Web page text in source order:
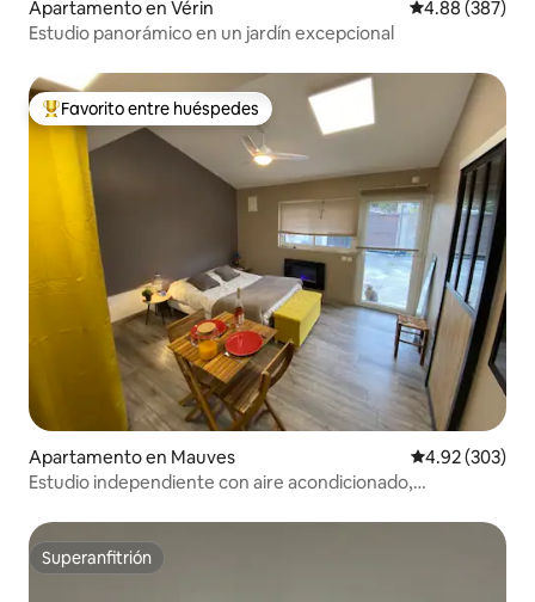
Apartamento en Vérin Calificación
4.88 (387)
Estudio panorámico en un jardín excepcional
Favorito entre huéspedes preferido
Favorito entre huéspedes
Apartamento en Mauves Calificación
4.92 (303)
Estudio independiente con aire acondicionado,
Superanfitrión
Superanfitrión